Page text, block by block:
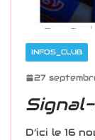
INFOS_CLUB
27
D’ici le 16